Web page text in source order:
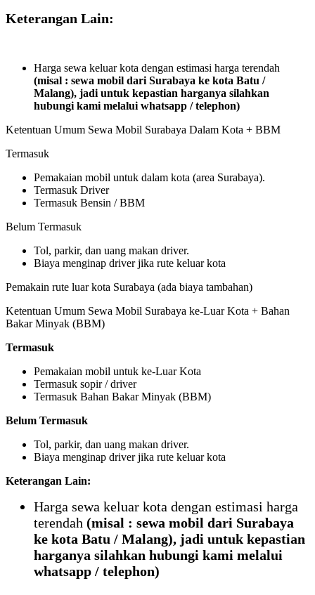
Keterangan Lain:
Harga sewa keluar kota dengan estimasi harga terendah
(misal : sewa mobil dari Surabaya ke kota Batu /
Malang), jadi untuk kepastian harganya silahkan
hubungi kami melalui whatsapp / telephon)
Ketentuan Umum Sewa Mobil Surabaya Dalam Kota + BBM
Termasuk
Pemakaian mobil untuk dalam kota (area Surabaya).
Termasuk Driver
Termasuk Bensin / BBM
Belum Termasuk
Tol, parkir, dan uang makan driver.
Biaya menginap driver jika rute keluar kota
Pemakain rute luar kota Surabaya (ada biaya tambahan)
Ketentuan Umum Sewa Mobil Surabaya ke-Luar Kota + Bahan
Bakar Minyak (BBM)
Termasuk
Pemakaian mobil untuk ke-Luar Kota
Termasuk sopir / driver
Termasuk Bahan Bakar Minyak (BBM)
Belum Termasuk
Tol, parkir, dan uang makan driver.
Biaya menginap driver jika rute keluar kota
Keterangan Lain:
Harga sewa keluar kota dengan estimasi harga
terendah (misal : sewa mobil dari Surabaya
ke kota Batu / Malang), jadi untuk kepastian
harganya silahkan hubungi kami melalui
whatsapp / telephon)